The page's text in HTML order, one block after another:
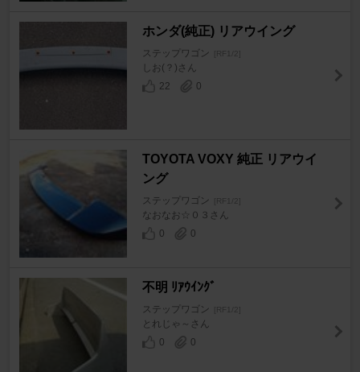
ホンダ(純正) リアウイング
ステップワゴン [RF1/2]
しお(？)さん
22
0
TOYOTA VOXY 純正 リアウイ
ング
ステップワゴン [RF1/2]
なおなお☆０３さん
0
0
不明 ﾘｱｳｲﾝｸﾞ
ステップワゴン [RF1/2]
とれじゃ～さん
0
0